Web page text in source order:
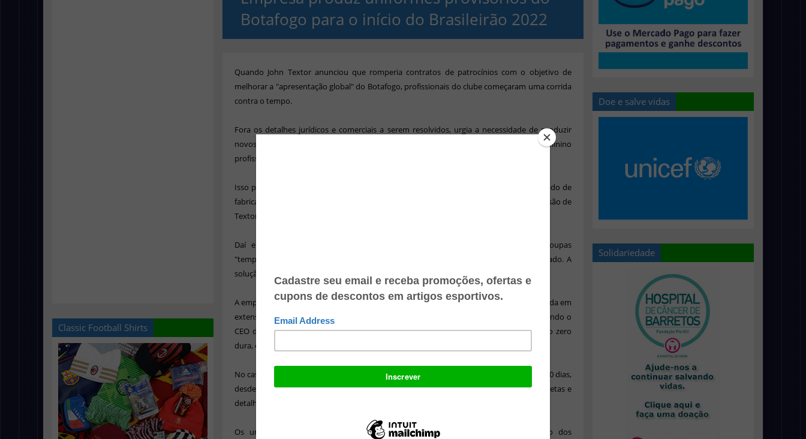
Classic Football Shirts
Botafogo para o início do Brasileirão 2022
Quando John Textor anunciou que romperia contratos de patrocínios com o objetivo de
melhorar a "apresentação global" do Botafogo, profissionais do clube começaram uma corrida
contra o tempo.
Fora os detalhes jurídicos e comerciais a serem resolvidos, urgia a necessidade de produzir
novos uniformes para todas as categorias e divisões do clube: masculino e feminino
profissionais, além das categorias de base e comissões técnicas.
Isso porque a Kappa, fornecedora de material esportivo até o fim de 2021, já havia parado de
fabricar as peças, e a Volt, que assumiria em 2022, teve o vínculo desfeito a partir da decisão de
Textor.
Daí em diante, o departamento de marketing alvinegro começou a viabilizar roupas
"temporárias": ou seja, que serão usadas até o acordo com uma nova marca ser selado. A
solução não corresponde a uma marca própria e não chegará às lojas.
A empresa contratada para realizar o serviço junto com o Botafogo foi a Wēv, especializada em
extensão de marcas - na prática, é uma plataforma que conecta marcas a pessoas. Segundo o
CEO da empresa, Gabriel Garcia, um projeto tradicional para produzir um uniforme do zero
dura, em média, nove meses.
No caso do Botafogo, o curto tempo à disposição exigia que tudo fosse viabilizado em 20 dias,
desde o desenho dos uniformes até escolha de tecidos, produção de emblemas, etiquetas e
detalhes que compõem cada peça.
Os uniformes chegam "lisos" ao Botafogo, que, posteriormente, faz a impressão dos
Doe e salve vidas
Solidariedade